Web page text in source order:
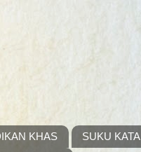
KHAS
SUKU KATA